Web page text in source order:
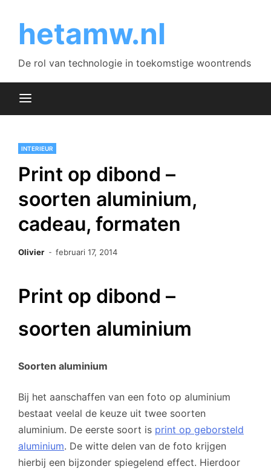
contenthetamw.nl
De rol van technologie in toekomstige woontrends
INTERIEUR
Print op dibond –
soorten aluminium,
cadeau, formaten
Olivier februari 17, 2014
Print op dibond –
soorten aluminium
Soorten aluminium
Bij het aanschaffen van een foto op aluminium
bestaat veelal de keuze uit twee soorten
aluminium. De eerste soort is print op geborsteld
aluminium. De witte delen van de foto krijgen
hierbij een bijzonder spiegelend effect. Hierdoor